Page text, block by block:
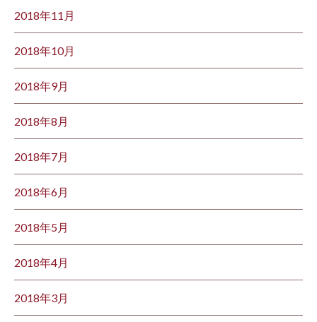
2018年11月
2018年10月
2018年9月
2018年8月
2018年7月
2018年6月
2018年5月
2018年4月
2018年3月